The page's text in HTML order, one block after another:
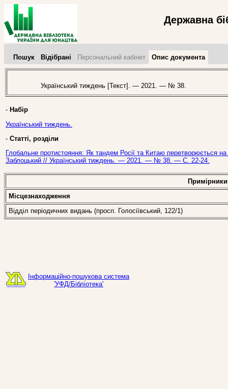
Державна
Пошук Відібрані Персональний кабінет Опис документа
Український тиждень [Текст]. — 2021. — № 38.
- Набір
Український тиждень.
- Статті, розділи
Глобальне протистояння: Як тандем Росії та Китаю перетворюється
Заблоцький // Український тиждень. — 2021. — № 38. — С. 22-24.
Примірники
Місцезнаходження
Відділ періодичних видань (просп. Голосіївський, 122/1)
Інформаційно-пошукова система
'УФД/Бібліотека'